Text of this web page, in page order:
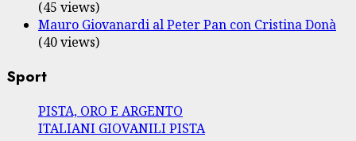
(45 views)
Mauro Giovanardi al Peter Pan con Cristina Donà
(40 views)
Sport
PISTA, ORO E ARGENTO
ITALIANI GIOVANILI PISTA